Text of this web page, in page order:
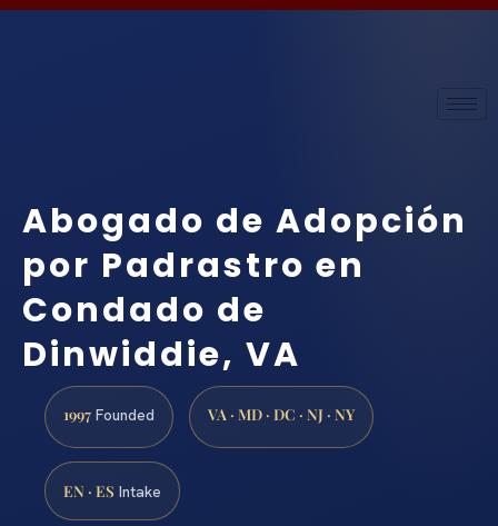
Abogado de Adopción
por Padrastro en
Condado de
Dinwiddie, VA
1997 Founded VA · MD · DC · NJ · NY
EN · ES Intake